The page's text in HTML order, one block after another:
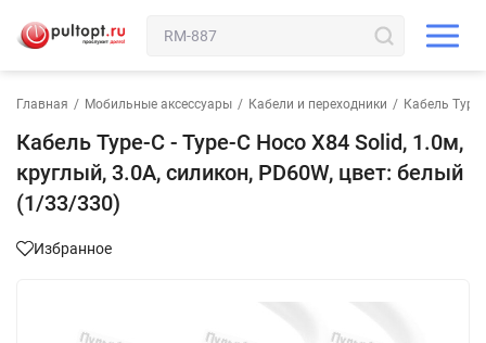
Главная / Мобильные аксессуары / Кабели и переходники / Кабель Type-
Кабель Type-C - Type-C Hoco X84 Solid, 1.0м,
круглый, 3.0A, силикон, PD60W, цвет: белый
(1/33/330)
Избранное